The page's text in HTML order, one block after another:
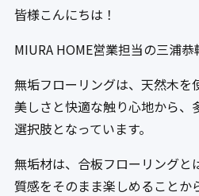
皆様こんにちは！
MIURA HOME営業担当の三浦恭
無垢フローリングは、天然木を
美しさと快適な触り心地から、
選択肢となっています。
無垢材は、合板フローリングと
質感をそのまま楽しめることか